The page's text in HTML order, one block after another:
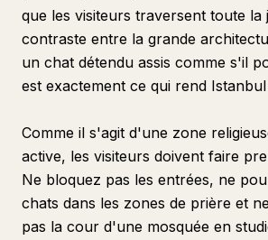
que les visiteurs traversent toute la
contraste entre la grande
un chat détendu assis comme s'il
est exactement ce qui rend Istanbul
Comme il s'agit d'une zone
active, les visiteurs doivent faire
Ne bloquez pas les entrées, ne
chats dans les zones de prière et
pas la cour d'une mosquée en